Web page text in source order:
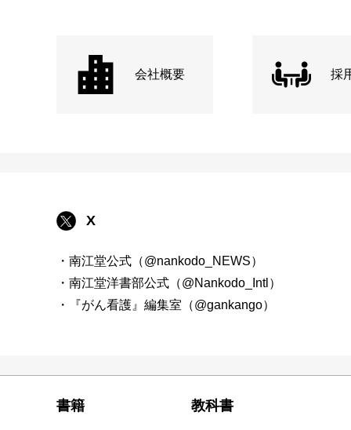
会社概要 採
X
・南江堂公式（@nankodo_NEWS）
・南江堂洋書部公式（@Nankodo_Intl）
・『がん看護』編集室（@gankango）
書籍 教科書